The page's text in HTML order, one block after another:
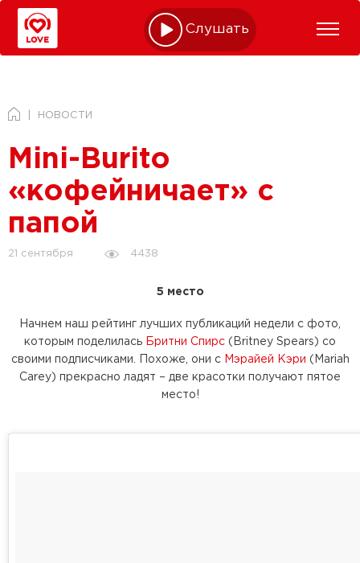
Слушать online
НОВОСТИ
Mini-Burito
«кофейничает» с
папой
21 сентября 4438
5 место
Начнем наш рейтинг лучших публикаций недели с фото,
которым поделилась Бритни Спирс (Britney Spears) со
своими подписчиками. Похоже, они с Мэрайей Кэри (Mariah
Carey) прекрасно ладят – две красотки получают пятое
место!